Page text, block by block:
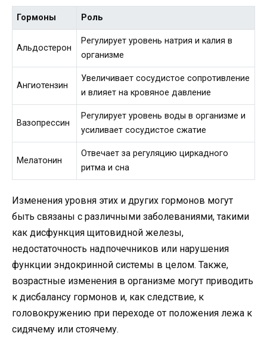
Гормоны Роль
Альдостерон
Регулирует уровень натрия и калия в
организме
Ангиотензин
Увеличивает сосудистое сопротивление
и влияет на кровяное давление
Вазопрессин
Регулирует уровень воды в организме и
усиливает сосудистое сжатие
Мелатонин
Отвечает за регуляцию циркадного
ритма и сна
Изменения уровня этих и других гормонов могут
быть связаны с различными заболеваниями, такими
как дисфункция щитовидной железы,
недостаточность надпочечников или нарушения
функции эндокринной системы в целом. Также,
возрастные изменения в организме могут приводить
к дисбалансу гормонов и, как следствие, к
головокружению при переходе от положения лежа к
сидячему или стоячему.